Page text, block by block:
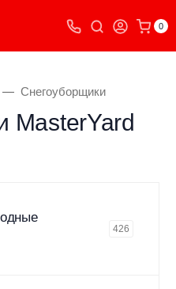
0
Снегоуборщики
MasterYard
426